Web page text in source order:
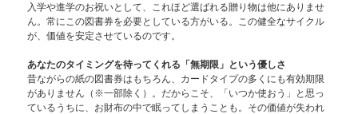
入学や進学のお祝いとして、これほど選ばれる贈り物は他にありませ
ん。常にこの図書券を必要としている方がいる。この健全なサイクル
が、価値を安定させているのです。
あなたのタイミングを待ってくれる「無期限」という優しさ
昔ながらの紙の図書券はもちろん、カードタイプの多くにも有効期限
がありません（※一部除く）。だからこそ、「いつか使おう」と思っ
ているうちに、お財布の中で眠ってしまうことも。その価値が失われ